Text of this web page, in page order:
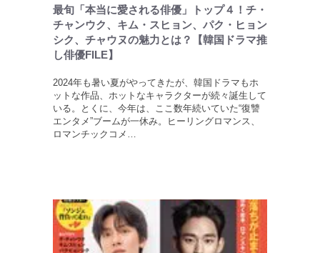
最旬「本当に愛される俳優」トップ４！チ・
チャンウク、キム・スヒョン、パク・ヒョン
シク、チャウヌの魅力とは？【韓国ドラマ推
し俳優FILE】
2024年も暑い夏がやってきたが、韓国ドラマもホ
ットな作品、ホットなキャラクターが続々誕生して
いる。とくに、今年は、ここ数年続いていた“復讐
エンタメ”ブームが一休み。ヒーリングロマンス、
ロマンチックコメ…